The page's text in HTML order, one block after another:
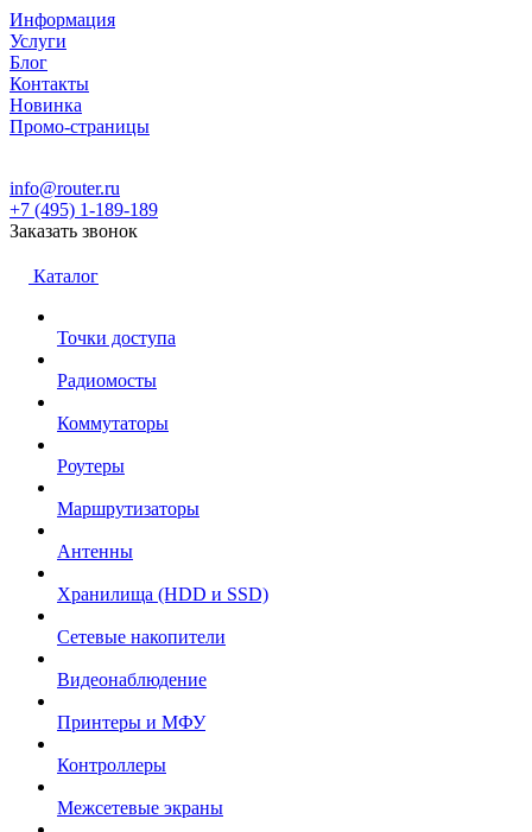
Информация
Услуги
Блог
Контакты
Новинка
Промо-страницы
info@router.ru
+7 (495) 1-189-189
Заказать звонок
Каталог
Точки доступа
Радиомосты
Коммутаторы
Роутеры
Маршрутизаторы
Антенны
Хранилища (HDD и SSD)
Сетевые накопители
Видеонаблюдение
Принтеры и МФУ
Контроллеры
Межсетевые экраны